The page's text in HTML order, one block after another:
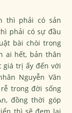
thì phải có sản
phải có sự đầu
bài chòi trong
ai hết, bản thân
giá trị ấy đến với
Nguyễn Văn
trong đời sống
đồng thời góp